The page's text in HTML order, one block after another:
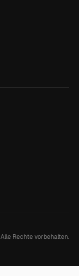
Alle Rechte vorbehalten.